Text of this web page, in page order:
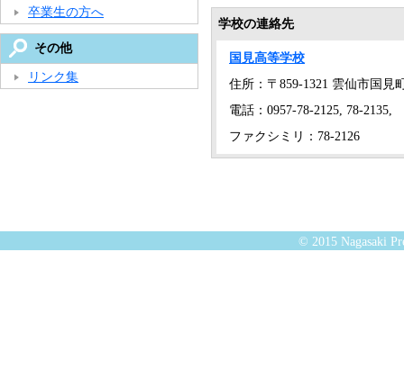
学校の連絡先
国見高等学校
住所：〒859-1321 雲仙市国見
電話：0957-78-2125, 78-2135,
ファクシミリ：78-2126
卒業生の方へ
その他
リンク集
© 2015 Nagasaki